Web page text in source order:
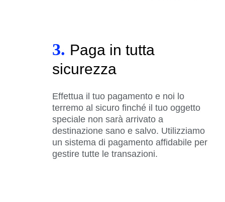
3. Paga in tutta
sicurezza
Effettua il tuo pagamento e noi lo
terremo al sicuro finché il tuo oggetto
speciale non sarà arrivato a
destinazione sano e salvo. Utilizziamo
un sistema di pagamento affidabile per
gestire tutte le transazioni.